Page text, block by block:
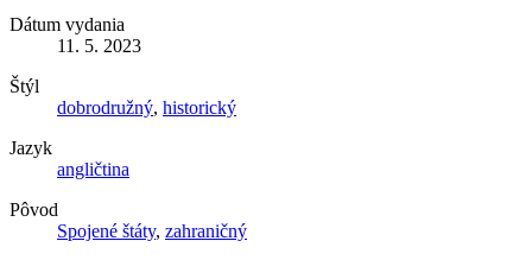
Dátum vydania
11. 5. 2023
Štýl
dobrodružný, historický
Jazyk
angličtina
Pôvod
Spojené štáty, zahraničný